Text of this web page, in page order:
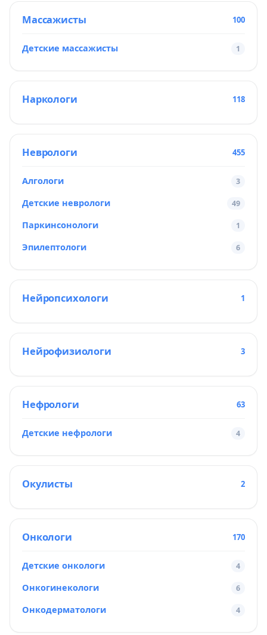
Массажисты 100
Детские массажисты 1
Наркологи 118
Неврологи 455
Алгологи 3
Детские неврологи 49
Паркинсонологи 1
Эпилептологи 6
Нейропсихологи 1
Нейрофизиологи 3
Нефрологи 63
Детские нефрологи 4
Окулисты 2
Онкологи 170
Детские онкологи 4
Онкогинекологи 6
Онкодерматологи 4